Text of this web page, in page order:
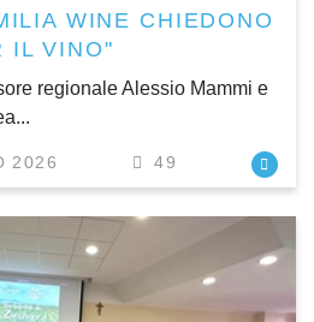
WINE CHIEDONO
IL VINO"
regionale Alessio Mammi e
2026 49